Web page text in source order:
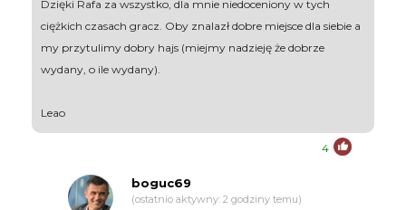
Dzięki Rafa za wszystko, dla mnie niedoceniony w tych
ciężkich czasach gracz. Oby znalazł dobre miejsce dla siebie a
my przytulimy dobry hajs (miejmy nadzieję że dobrze
wydany, o ile wydany).
Leao
4
boguc69
(ostatnio aktywny: 2 godziny temu)